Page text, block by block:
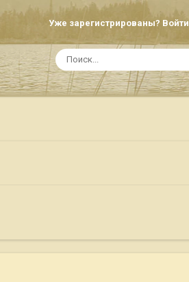
Уже зарегистрированы? Войти